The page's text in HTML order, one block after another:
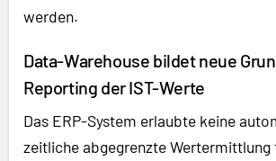
werden.
Data-Warehouse bildet neue
Reporting der IST-Werte
Das ERP-System erlaubte keine
zeitliche abgegrenzte